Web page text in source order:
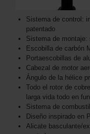
Sistema de control:
patentado
Sistema de montaje:
Escobilla de carbón
Portaescobillas de
Cabezal de motor
Ángulo de la hélice
Todo el rotor de
larga vida todo en
Sistema de
Diseño inspirado en
Alicate basculante/